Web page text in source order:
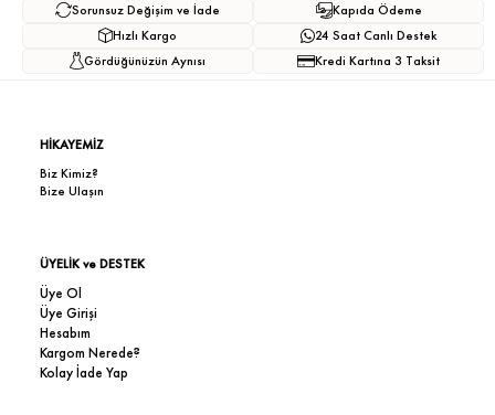
Sorunsuz Değişim ve İade
Hızlı Kargo
Gördüğünüzün Aynısı
Kapıda Ödeme
24 Saat Canlı Destek
Kredi Kartına 3 Taksit
HİKAYEMİZ
Biz Kimiz?
Bize Ulaşın
ÜYELİK ve DESTEK
Üye Ol
Üye Girişi
Hesabım
Kargom Nerede?
Kolay İade Yap